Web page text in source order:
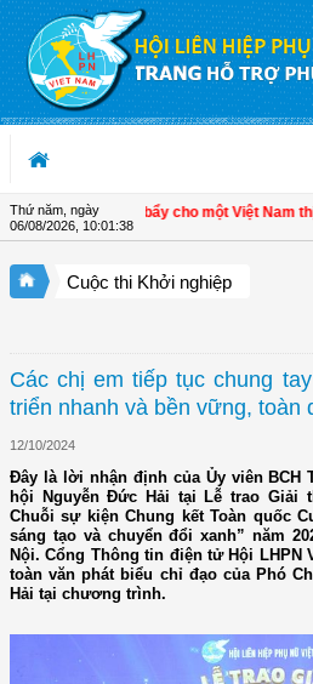
Truy cập nội dung luôn
Thứ năm, ngày
06/08/2026 10:01:39
nhân - Đòn bẩy cho một Việt Nam thịnh
Cuộc thi Khởi nghiệp
Các chị em tiếp tục chung
triển nhanh và bền vững, toàn
12/10/2024
Đây là lời nhận định của Ủy viên BCH
hội Nguyễn Đức Hải tại Lễ trao Giải
Chuỗi sự kiện Chung kết Toàn quốc
sáng tạo và chuyển đổi xanh” năm
Nội. Cổng Thông tin điện tử Hội LHPN
toàn văn phát biểu chỉ đạo của Phó
Hải tại chương trình.